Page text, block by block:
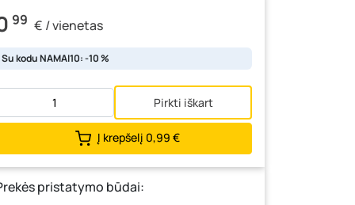
99 € / vienetas
Su kodu NAMAI10: -10 %
Pirkti iškart
Į krepšelį 0,99 €
pristatymo būdai: